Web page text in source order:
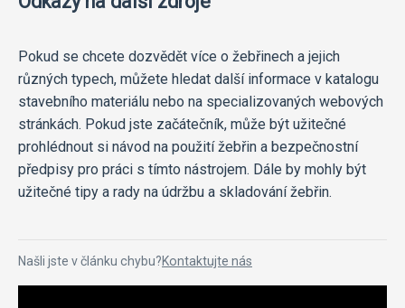
Pokud se chcete dozvědět více o žebřinech a jejich
různých typech, můžete hledat další informace v katalogu
stavebního materiálu nebo na specializovaných webových
stránkách. Pokud jste začátečník, může být užitečné
prohlédnout si návod na použití žebřin a bezpečnostní
předpisy pro práci s tímto nástrojem. Dále by mohly být
užitečné tipy a rady na údržbu a skladování žebřin.
Našli jste v článku chybu?Kontaktujte nás